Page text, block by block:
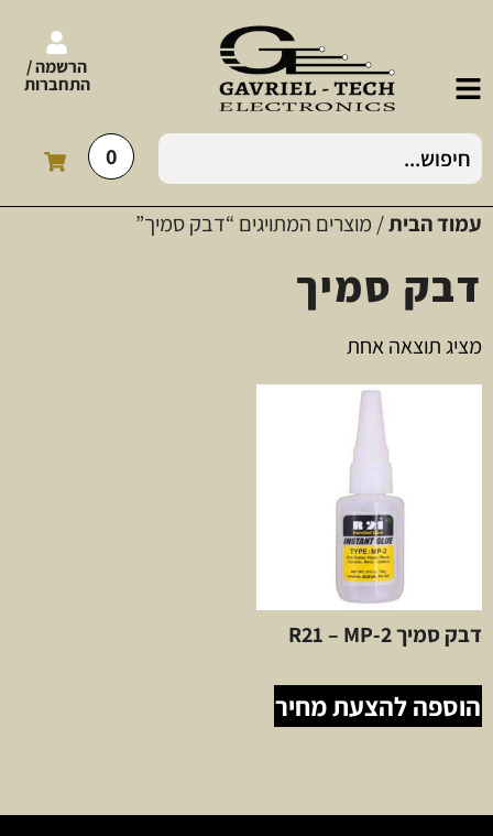
הרשמה /
התחברות
0
עמוד הבית/ מוצרים המתויגים “דבק סמיך”
דבק סמיך
מציג תוצאה אחת
דבק סמיך R21 – MP-2
הוספה להצעת מחיר